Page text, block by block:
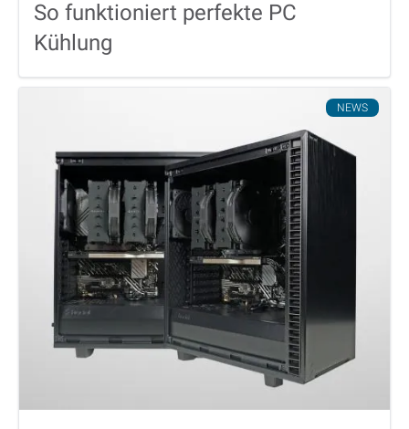
So funktioniert perfekte PC
Kühlung
NEWS